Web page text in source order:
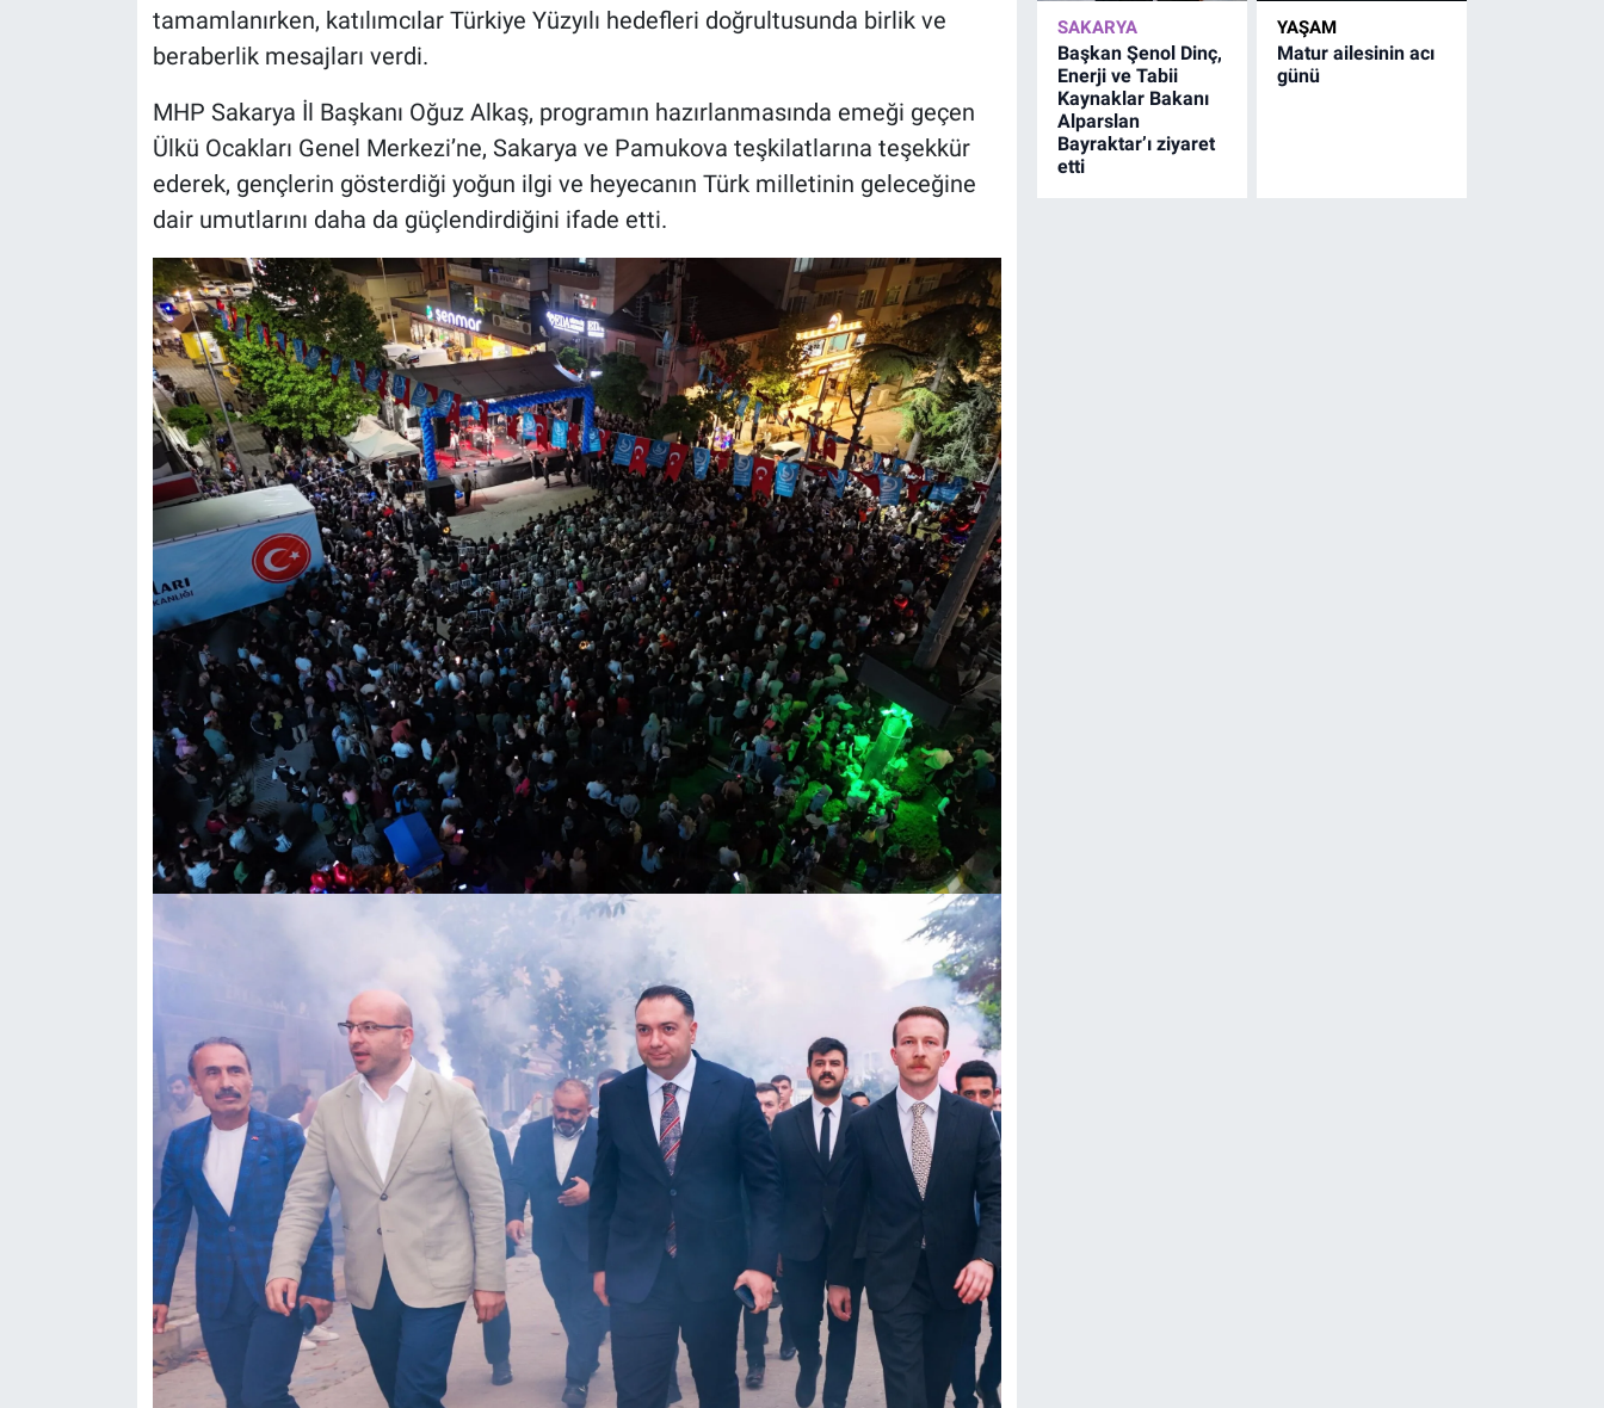
tamamlanırken, katılımcılar Türkiye Yüzyılı hedefleri doğrultusunda birlik ve
beraberlik mesajları verdi.
MHP Sakarya İl Başkanı Oğuz Alkaş, programın hazırlanmasında emeği geçen
Ülkü Ocakları Genel Merkezi’ne, Sakarya ve Pamukova teşkilatlarına teşekkür
ederek, gençlerin gösterdiği yoğun ilgi ve heyecanın Türk milletinin geleceğine
dair umutlarını daha da güçlendirdiğini ifade etti.
SAKARYA
Başkan Şenol Dinç,
Enerji ve Tabii
Kaynaklar Bakanı
Alparslan
Bayraktar’ı ziyaret
etti
YAŞAM
Matur ailesinin acı
günü